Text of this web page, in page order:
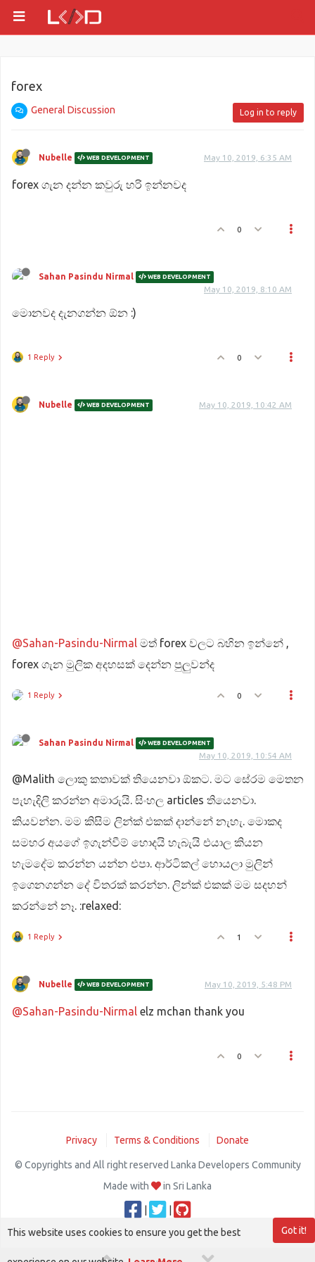
forex
General Discussion Log in to reply
Nubelle WEB DEVELOPMENT May 10, 2019, 6:35 AM
forex ගැන දන්න කවුරු හරි ඉන්නවද
0
Sahan Pasindu Nirmal WEB DEVELOPMENT
May 10, 2019, 8:10 AM
මොනවද දැනගන්න ඕන :)
1 Reply 0
Nubelle WEB DEVELOPMENT May 10, 2019, 10:42 AM
@Sahan-Pasindu-Nirmal මත් forex වලට බහින ඉන්නේ ,
forex ගැන මුලික අදහසක් දෙන්න පුලුවන්ද
1 Reply 0
Sahan Pasindu Nirmal WEB DEVELOPMENT
May 10, 2019, 10:54 AM
@Malith ලොකු කතාවක් තියෙනවා ඕකට. මට සේරම මෙතන
පැහැදිලි කරන්න අමාරුයි. සිංහල articles තියෙනවා.
කියවන්න. මම කිසිම ලින්ක් එකක් දාන්නේ නැහැ. මොකද
සමහර අයගේ ඉගැන්වීම් හොදයි හැබැයි එයාල කියන
හැමදේම කරන්න යන්න එපා. ආර්ටිකල් හොයලා මුලින්
ඉගෙනගන්න දේ විතරක් කරන්න. ලින්ක් එකක් මම සදහන්
කරන්නේ නෑ. :relaxed:
1 Reply 1
Nubelle WEB DEVELOPMENT May 10, 2019, 5:48 PM
@Sahan-Pasindu-Nirmal elz mchan thank you
0
Privacy Terms & Conditions Donate
© Copyrights and All right reserved Lanka Developers Community
Made with
in Sri Lanka
Got it!
This website uses cookies to ensure you get the best